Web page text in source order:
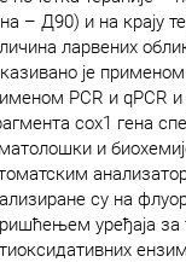
– Д90) и на крају
ларвених
је
PCR и qPCR
cox1 гена
и
су на
уређајa